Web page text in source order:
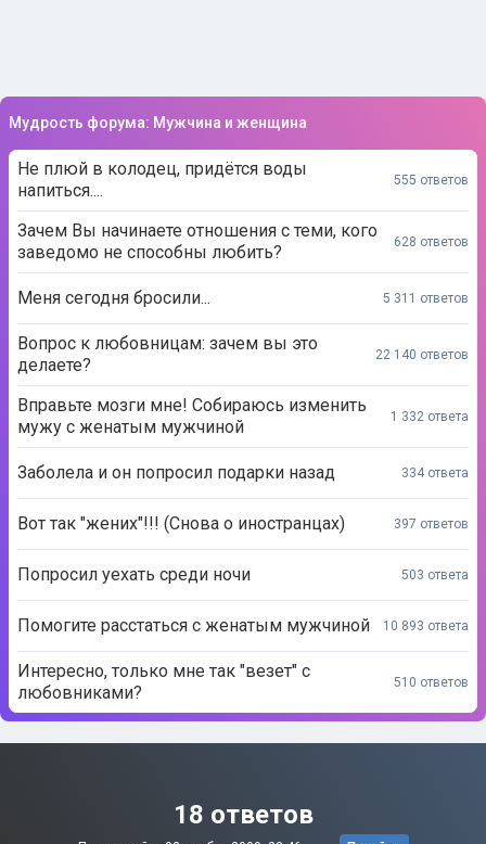
Мудрость форума: Мужчина и женщина
Не плюй в колодец, придётся воды
напиться....
555 ответов
Зачем Вы начинаете отношения с теми, кого
заведомо не способны любить?
628 ответов
Меня сегодня бросили... 5 311 ответов
Вопрос к любовницам: зачем вы это
делаете?
22 140 ответов
Вправьте мозги мне! Собираюсь изменить
мужу с женатым мужчиной
1 332 ответа
Заболела и он попросил подарки назад 334 ответа
Вот так "жених"!!! (Снова о иностранцах) 397 ответов
Попросил уехать среди ночи 503 ответа
Помогите расстаться с женатым мужчиной 10 893 ответа
Интересно, только мне так "везет" с
любовниками?
510 ответов
18 ответов